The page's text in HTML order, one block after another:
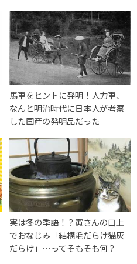
馬車をヒントに発明！人力車、
なんと明治時代に日本人が考察
した国産の発明品だった
実は冬の季語！？寅さんの口上
でおなじみ「結構毛だらけ猫灰
だらけ」…ってそもそも何？